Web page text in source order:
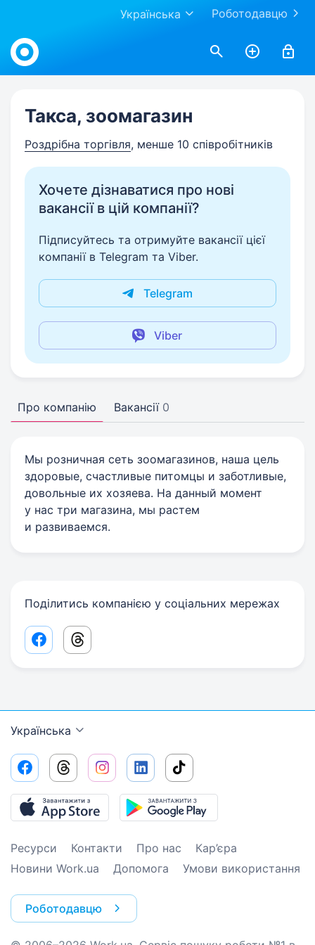
Роботодавцю
Українська
Work.ua
Такса, зоомагазин
Роздрібна торгівля, менше 10 співробітників
Хочете дізнаватися про нові
вакансії в цій компанії?
Підписуйтесь та отримуйте вакансії цієї
компанії в Telegram та Viber.
Telegram
Viber
Про компанію Вакансії 0
Мы розничная сеть зоомагазинов, наша цель
здоровые, счастливые питомцы и заботливые,
довольные их хозяева. На данный момент
у нас три магазина, мы растем
и развиваемся.
Поділитись компанією у соціальних мережах
Facebook share link
Threads share link
Українська
Ресурси Контакти Про нас
Кар’єра
Новини Work.ua
Допомога Умови використання
Роботодавцю